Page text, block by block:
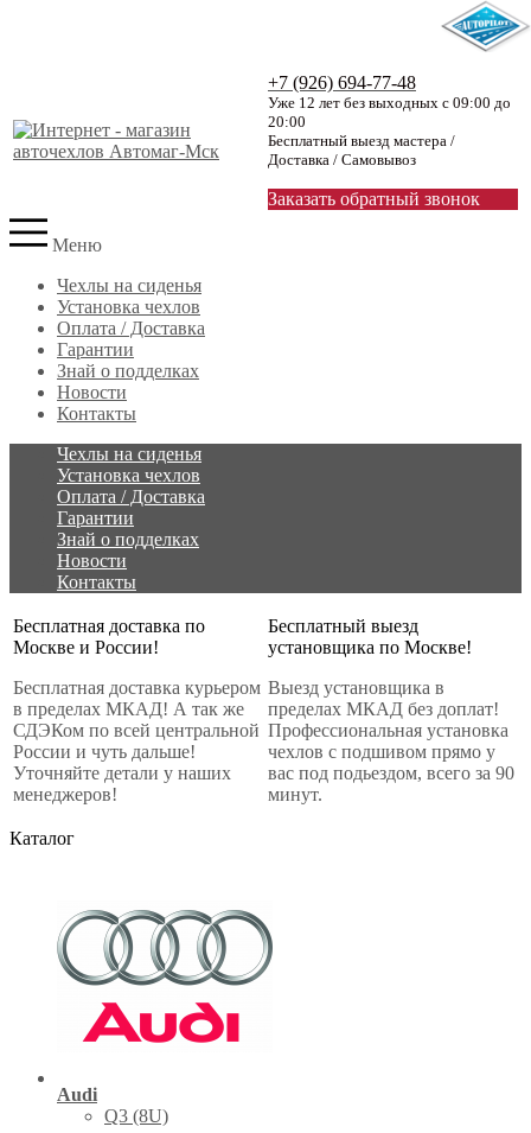
+7 (926) 694-77-48
Уже 12 лет без выходных с 09:00 до
20:00
Бесплатный выезд мастера /
Доставка / Самовывоз
Заказать обратный звонок
Меню
Чехлы на сиденья
Установка чехлов
Оплата / Доставка
Гарантии
Знай о подделках
Новости
Контакты
Чехлы на сиденья
Установка чехлов
Оплата / Доставка
Гарантии
Знай о подделках
Новости
Контакты
Бесплатная доставка по
Москве и России!
Бесплатная доставка курьером
в пределах МКАД! А так же
СДЭКом по всей центральной
России и чуть дальше!
Уточняйте детали у наших
менеджеров!
Бесплатный выезд
установщика по Москве!
Выезд установщика в
пределах МКАД без доплат!
Профессиональная установка
чехлов с подшивом прямо у
вас под подьездом, всего за 90
минут.
Каталог
Audi
Q3 (8U)